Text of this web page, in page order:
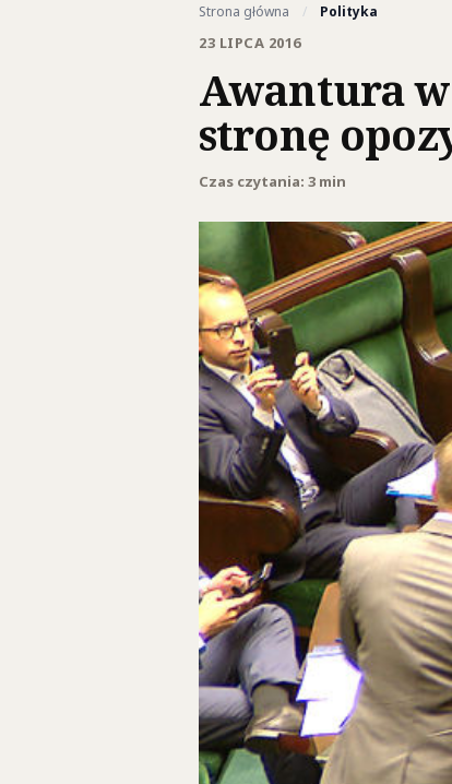
Strona główna / Polityka
23 LIPCA 2016
Awantura w
stronę
Czas czytania: 3 min